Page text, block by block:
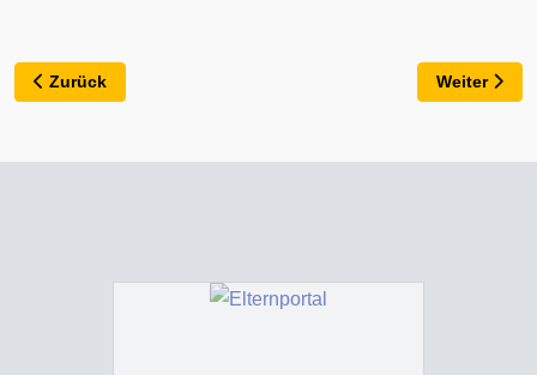
Previous article: Unheimliches
Zurück Next
Weiter